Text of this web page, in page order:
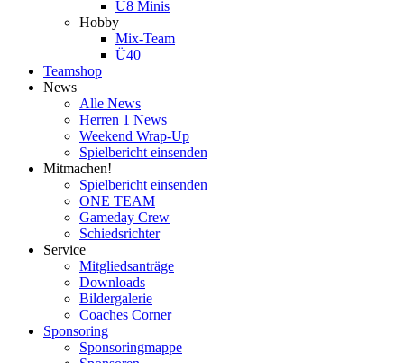
U8 Minis
Hobby
Mix-Team
Ü40
Teamshop
News
Alle News
Herren 1 News
Weekend Wrap-Up
Spielbericht einsenden
Mitmachen!
Spielbericht einsenden
ONE TEAM
Gameday Crew
Schiedsrichter
Service
Mitgliedsanträge
Downloads
Bildergalerie
Coaches Corner
Sponsoring
Sponsoringmappe